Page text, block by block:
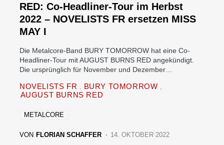
RED: Co-Headliner-Tour im Herbst
2022 – NOVELISTS FR ersetzen MISS
MAY I
Die Metalcore-Band BURY TOMORROW hat eine Co-
Headliner-Tour mit AUGUST BURNS RED angekündigt.
Die ursprünglich für November und Dezember…
NOVELISTS FR
BURY TOMORROW
AUGUST BURNS RED
METALCORE
VON FLORIAN SCHAFFER 14. OKTOBER 2022